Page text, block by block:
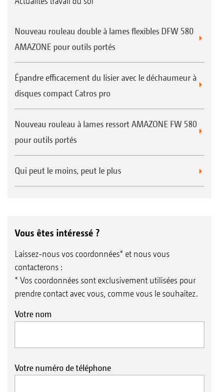
Nouveau rouleau double à lames flexibles DFW 580
AMAZONE pour outils portés
Épandre efficacement du lisier avec le déchaumeur à
disques compact Catros pro
Nouveau rouleau à lames ressort AMAZONE FW 580
pour outils portés
Qui peut le moins, peut le plus
Vous êtes intéressé ?
Laissez-nous vos coordonnées* et nous vous
contacterons :
* Vos coordonnées sont exclusivement utilisées pour
prendre contact avec vous, comme vous le souhaitez.
Votre nom
Votre numéro de téléphone